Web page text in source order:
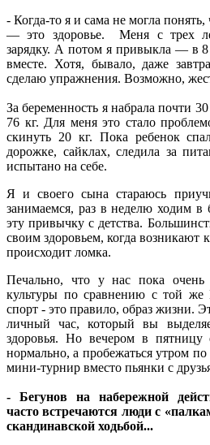
- Когда-то я и сама не могла
— это здоровье. Меня с трех
зарядку. А потом я привыкла — в
вместе. Хотя, бывало, даже
сделаю упражнения. Возможно,
За беременность я набрала почти
76 кг. Для меня это стало
скинуть 20 кг. Пока ребенок
дорожке, сайклах, следила за
испытано на себе.
Я и своего сына стараюсь
занимаемся, раз в неделю ходим в
эту привычку с детства.
своим здоровьем, когда возникают
происходит ломка.
Печально, что у нас пока очень
культуры по сравнению с той же
спорт - это правило, образ жизни.
личный час, который вы
здоровья. Но вечером в
нормально, а пробежаться утром
мини-турнир вместо пьянки с
- Бегунов на набережной
часто встречаются люди с
скандинавской ходьбой...